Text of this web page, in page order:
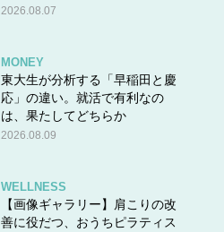
2026.08.07
MONEY
東大生が分析する「早稲田と慶
応」の違い。就活で有利なの
は、果たしてどちらか
2026.08.09
WELLNESS
【画像ギャラリー】肩こりの改
善に役だつ、おうちピラティス